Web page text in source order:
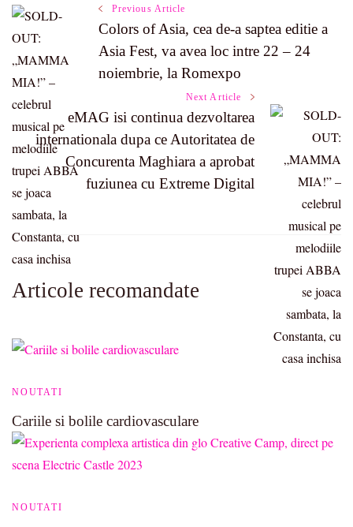
Post
Navigation
Previous Article
Colors of Asia, cea de-a saptea editie a
Asia Fest, va avea loc intre 22 – 24
noiembrie, la Romexpo
Next Article
eMAG isi continua dezvoltarea
internationala dupa ce Autoritatea de
Concurenta Maghiara a aprobat
fuziunea cu Extreme Digital
Articole recomandate
NOUTATI
Cariile si bolile cardiovasculare
NOUTATI